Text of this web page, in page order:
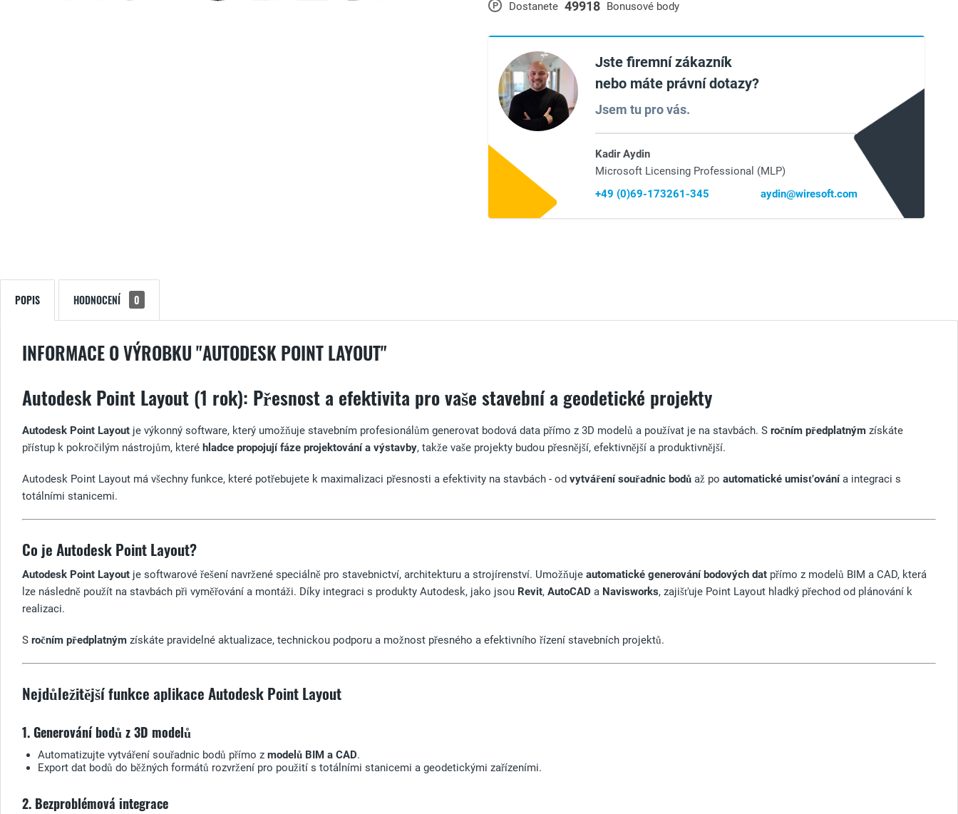
P Dostanete 49918 Bonusové body
Jste firemní zákazník
nebo máte právní dotazy?
Jsem tu pro vás.
Kadir Aydin
Microsoft Licensing Professional (MLP)
+49 (0)69-173261-345
aydin@wiresoft.com
POPIS HODNOCENÍ 0
INFORMACE O VÝROBKU "AUTODESK POINT LAYOUT"
Autodesk Point Layout (1 rok): Přesnost a efektivita pro vaše stavební a geodetické projekty
Autodesk Point Layout je výkonný software, který umožňuje stavebním profesionálům generovat bodová data přímo z 3D modelů a používat je na stavbách. S ročním předplatným získáte
přístup k pokročilým nástrojům, které hladce propojují fáze projektování a výstavby, takže vaše projekty budou přesnější, efektivnější a produktivnější.
Autodesk Point Layout má všechny funkce, které potřebujete k maximalizaci přesnosti a efektivity na stavbách - od vytváření souřadnic bodů až po automatické umisťovánía integraci s
totálními stanicemi.
Co je Autodesk Point Layout?
Autodesk Point Layout je softwarové řešení navržené speciálně pro stavebnictví, architekturu a strojírenství. Umožňuje automatické generování bodových dat přímo z modelů BIM a CAD, která
lze následně použít na stavbách při vyměřování a montáži. Díky integraci s produkty Autodesk, jako jsou Revit, AutoCAD a Navisworks, zajišťuje Point Layout hladký přechod od plánování k
realizaci.
S ročním předplatným získáte pravidelné aktualizace, technickou podporu a možnost přesného a efektivního řízení stavebních projektů.
Nejdůležitější funkce aplikace Autodesk Point Layout
1. Generování bodů z 3D modelů
Automatizujte vytváření souřadnic bodů přímo z modelů BIM a CAD.
Export dat bodů do běžných formátů rozvržení pro použití s totálními stanicemi a geodetickými zařízeními.
2. Bezproblémová integrace